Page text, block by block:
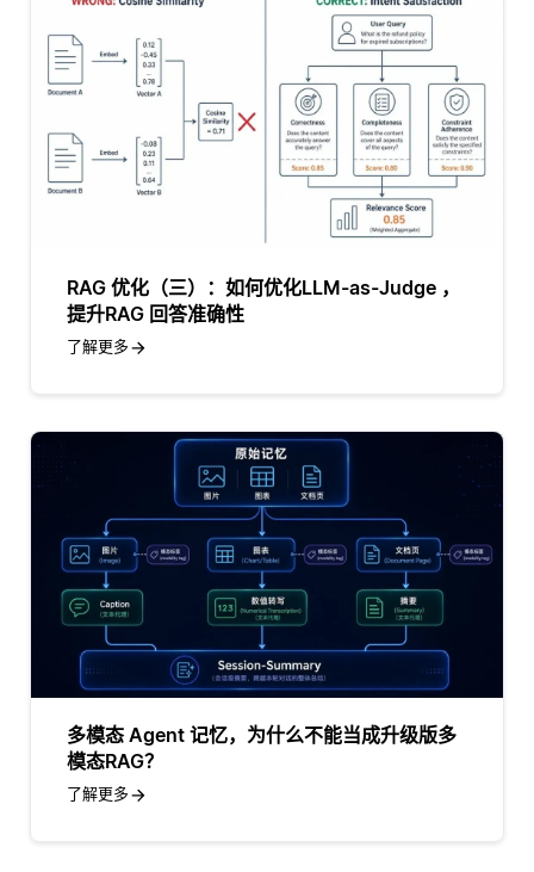
RAG 优化（三）：如何优化LLM-as-Judge ，
提升RAG 回答准确性
了解更多
多模态 Agent 记忆，为什么不能当成升级版多
模态RAG？
了解更多